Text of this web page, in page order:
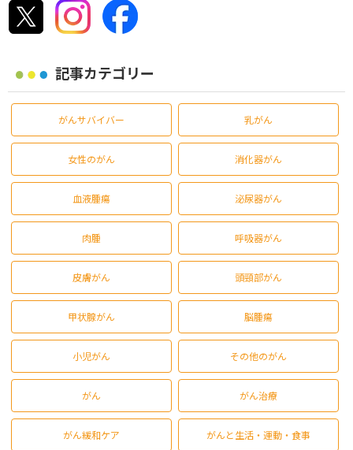
記事カテゴリー
がんサバイバー 乳がん
女性のがん 消化器がん
血液腫瘍 泌尿器がん
肉腫 呼吸器がん
皮膚がん 頭頸部がん
甲状腺がん 脳腫瘍
小児がん その他のがん
がん がん治療
がん緩和ケア がんと生活・運動・食事